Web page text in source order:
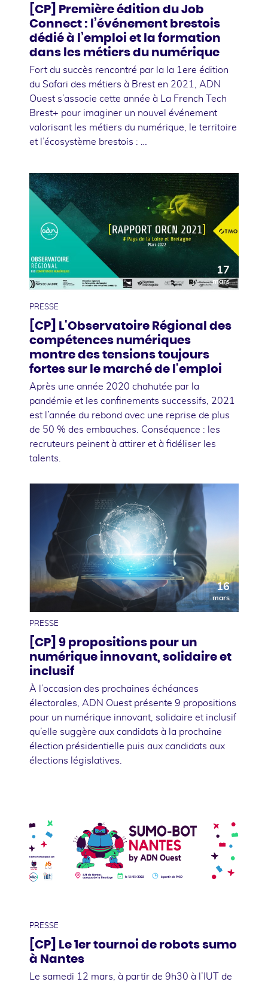
[CP] Première édition du Job
Connect : l’événement brestois
dédié à l’emploi et la formation
dans les métiers du numérique
Fort du succès rencontré par la la 1ere édition
du Safari des métiers à Brest en 2021, ADN
Ouest s’associe cette année à La French Tech
Brest+ pour imaginer un nouvel événement
valorisant les métiers du numérique, le territoire
et l’écosystème brestois : …
17
mars
PRESSE
[CP] L'Observatoire Régional des
compétences numériques
montre des tensions toujours
fortes sur le marché de l'emploi
Après une année 2020 chahutée par la
pandémie et les confinements successifs, 2021
est l’année du rebond avec une reprise de plus
de 50 % des embauches. Conséquence : les
recruteurs peinent à attirer et à fidéliser les
talents.
16
mars
PRESSE
[CP] 9 propositions pour un
numérique innovant, solidaire et
inclusif
À l’occasion des prochaines échéances
électorales, ADN Ouest présente 9 propositions
pour un numérique innovant, solidaire et inclusif
qu’elle suggère aux candidats à la prochaine
élection présidentielle puis aux candidats aux
élections législatives.
PRESSE
[CP] Le 1er tournoi de robots sumo
à Nantes
Le samedi 12 mars, à partir de 9h30 à l’IUT de